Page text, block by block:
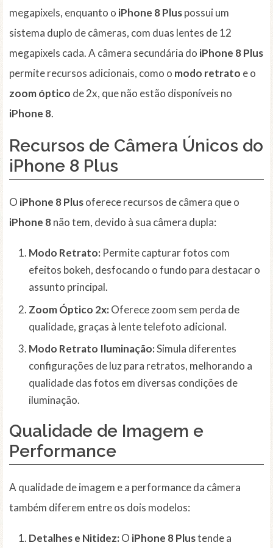
megapixels, enquanto o iPhone 8 Pluspossui um
sistema duplo de câmeras, com duas lentes de 12
megapixels cada. A câmera secundária do iPhone 8 Plus
permite recursos adicionais, como o modo retrato e o
zoom óptico de 2x, que não estão disponíveis no
iPhone 8.
Recursos de Câmera Únicos do
iPhone 8 Plus
O iPhone 8 Plusoferece recursos de câmera que o
iPhone 8não tem, devido à sua câmera dupla:
Modo Retrato: Permite capturar fotos com
efeitos bokeh, desfocando o fundo para destacar o
assunto principal.
Zoom Óptico 2x:Oferece zoom sem perda de
qualidade, graças à lente telefoto adicional.
Modo Retrato Iluminação:Simula diferentes
configurações de luz para retratos, melhorando a
qualidade das fotos em diversas condições de
iluminação.
Qualidade de Imagem e
Performance
A qualidade de imagem e a performance da câmera
também diferem entre os dois modelos:
Detalhes e Nitidez:O iPhone 8 Plustende a